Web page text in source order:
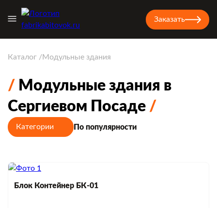
Заказать
Каталог Модульные здания
Модульные здания в
Сергиевом Посаде
Категории По популярности
Блок Контейнер БК-01